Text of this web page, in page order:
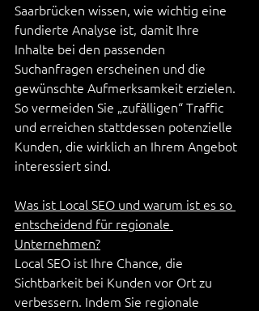
Saarbrücken wissen, wie wichtig eine
fundierte Analyse ist, damit Ihre
Inhalte bei den passenden
Suchanfragen erscheinen und die
gewünschte Aufmerksamkeit erzielen.
So vermeiden Sie „zufälligen“ Traffic
und erreichen stattdessen potenzielle
Kunden, die wirklich an Ihrem Angebot
interessiert sind.
Was ist Local SEO und warum ist es so
entscheidend für regionale
Unternehmen?
Local SEO ist Ihre Chance, die
Sichtbarkeit bei Kunden vor Ort zu
verbessern. Indem Sie regionale